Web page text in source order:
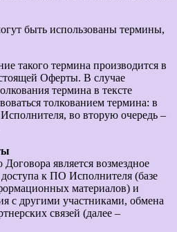
быть использованы термины,
такого термина производится в
Оферты. В случае
термина в тексте
толкованием термина: в
во вторую очередь –
является возмездное
доступа к ПО Исполнителя (базе
материалов) и
с другими участниками, обмена
связей (далее –